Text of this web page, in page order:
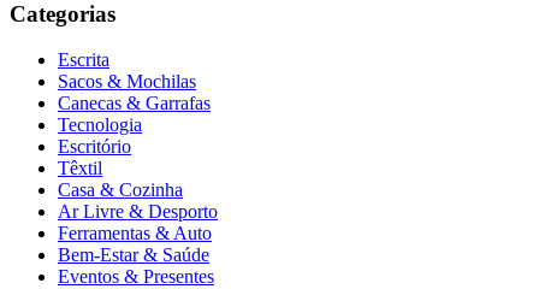
Categorias
Escrita
Sacos & Mochilas
Canecas & Garrafas
Tecnologia
Escritório
Têxtil
Casa & Cozinha
Ar Livre & Desporto
Ferramentas & Auto
Bem-Estar & Saúde
Eventos & Presentes